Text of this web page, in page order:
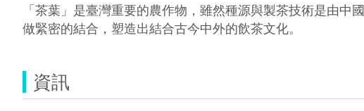
「茶葉」是臺灣重要的農作物，雖然種源與製茶技術是由
做緊密的結合，塑造出結合古今中外的飲茶文化。
資訊